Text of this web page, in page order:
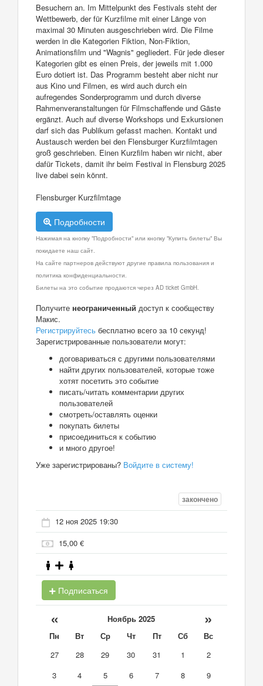
Besuchern an. Im Mittelpunkt des Festivals steht der
Wettbewerb, der für Kurzfilme mit einer Länge von
maximal 30 Minuten ausgeschrieben wird. Die Filme
werden in die Kategorien Fiktion, Non-Fiktion,
Animationsfilm und "Wagnis" gegliedert. Für jede dieser
Kategorien gibt es einen Preis, der jeweils mit 1.000
Euro dotiert ist. Das Programm besteht aber nicht nur
aus Kino und Filmen, es wird auch durch ein
aufregendes Sonderprogramm und durch diverse
Rahmenveranstaltungen für Filmschaffende und Gäste
ergänzt. Auch auf diverse Workshops und Exkursionen
darf sich das Publikum gefasst machen. Kontakt und
Austausch werden bei den Flensburger Kurzfilmtagen
groß geschrieben. Einen Kurzfilm haben wir nicht, aber
dafür Tickets, damit ihr beim Festival in Flensburg 2025
live dabei sein könnt.
Flensburger Kurzfilmtage
Подробности
Нажимая на кнопку "Подробности" или кнопку "Купить билеты" Вы
покидаете наш сайт.
На сайте партнеров действуют другие правила пользования и
политика конфиденциальности.
Билеты на это событие продаются через AD ticket GmbH.
Получите неограниченный доступ к сообществу
Макис.
Регистрируйтесь бесплатно всего за 10 секунд!
Зарегистрированные пользователи могут:
договариваться с другими пользователями
найти других пользователей, которые тоже
хотят посетить это событие
писать/читать комментарии других
пользователей
смотреть/оставлять оценки
покупать билеты
присоединиться к событию
и много другое!
Уже зарегистрированы? Войдите в систему!
закончено
12 ноя 2025 19:30
15,00 €
Подписаться
« Ноябрь 2025 »
Пн Вт Ср Чт Пт Сб
Вс
27
28 29 30 31 1
2
3
4 5 6 7 8
9